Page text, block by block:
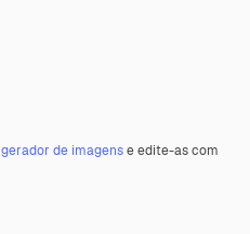
gerador de imagense edite-as com